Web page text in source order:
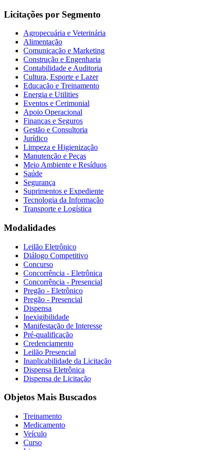
Licitações por Segmento
Agropecuária e Veterinária
Alimentação
Comunicação e Marketing
Construção e Engenharia
Contabilidade e Auditoria
Cultura, Esporte e Lazer
Educação e Treinamento
Energia e Utilities
Eventos e Cerimonial
Apoio Operacional
Finanças e Seguros
Gestão e Consultoria
Jurídico
Limpeza e Higienização
Manutenção e Peças
Meio Ambiente e Resíduos
Saúde
Segurança
Suprimentos e Expediente
Tecnologia da Informação
Transporte e Logística
Modalidades
Leilão Eletrônico
Diálogo Competitivo
Concurso
Concorrência - Eletrônica
Concorrência - Presencial
Pregão - Eletrônico
Pregão - Presencial
Dispensa
Inexigibilidade
Manifestação de Interesse
Pré-qualificação
Credenciamento
Leilão Presencial
Inaplicabilidade da Licitação
Dispensa Eletrônica
Dispensa de Licitação
Objetos Mais Buscados
Treinamento
Medicamento
Veículo
Curso